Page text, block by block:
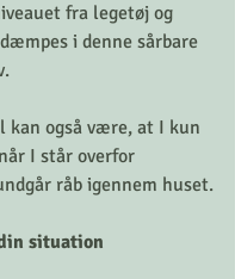
fra legetøj og
i denne sårbare
kan også være, at I kun
I står overfor
råb igennem huset.
situation